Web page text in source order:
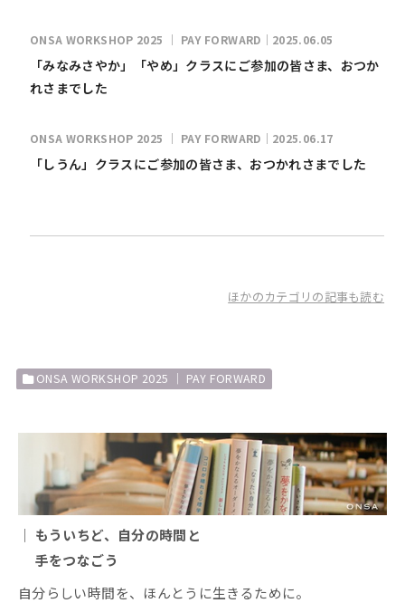
ONSA WORKSHOP 2025 ｜ PAY FORWARD｜2025.06.05
「みなみさやか」「やめ」クラスにご参加の皆さま、おつか
れさまでした
ONSA WORKSHOP 2025 ｜ PAY FORWARD｜2025.06.17
「しうん」クラスにご参加の皆さま、おつかれさまでした
ほかのカテゴリの記事も読む
ONSA WORKSHOP 2025 ｜ PAY FORWARD
｜ もういちど、自分の時間と
手をつなごう
自分らしい時間を、ほんとうに生きるために。